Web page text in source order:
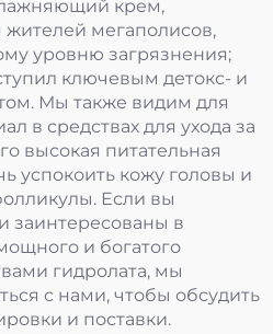
крем,
мегаполисов,
уровню загрязнения;
ключевым детокс- и
Мы также видим для
в средствах для ухода за
высокая питательная
успокоить кожу головы и
Если вы
заинтересованы в
и богатого
гидролата, мы
с нами, чтобы обсудить
и поставки.